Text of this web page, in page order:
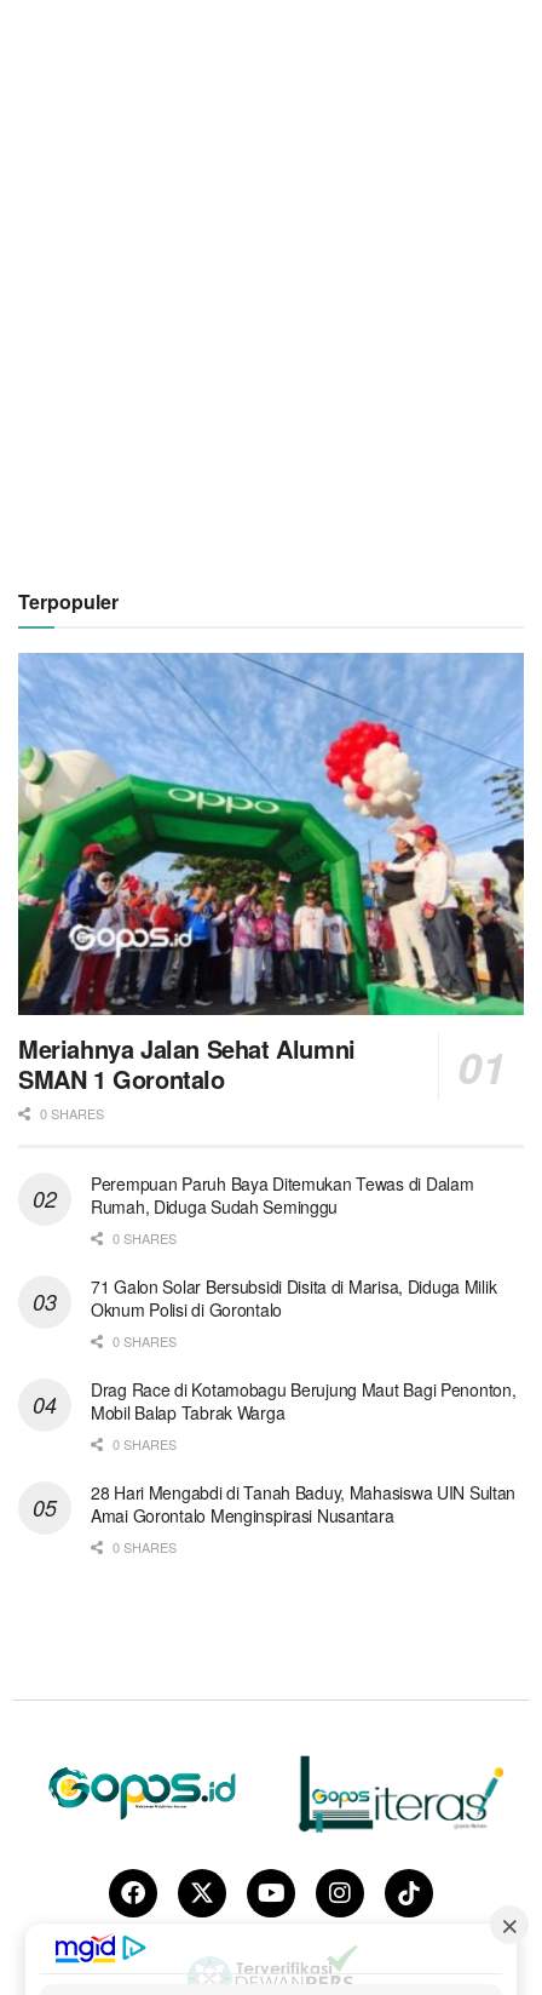
Terpopuler
Meriahnya Jalan Sehat Alumni
SMAN 1 Gorontalo
0 SHARES
Perempuan Paruh Baya Ditemukan Tewas di Dalam
Rumah, Diduga Sudah Seminggu
0 SHARES
71 Galon Solar Bersubsidi Disita di Marisa, Diduga Milik
Oknum Polisi di Gorontalo
0 SHARES
Drag Race di Kotamobagu Berujung Maut Bagi Penonton,
Mobil Balap Tabrak Warga
0 SHARES
28 Hari Mengabdi di Tanah Baduy, Mahasiswa UIN Sultan
Amai Gorontalo Menginspirasi Nusantara
0 SHARES